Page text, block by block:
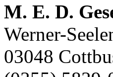
M. E. D.
Werner-
03048